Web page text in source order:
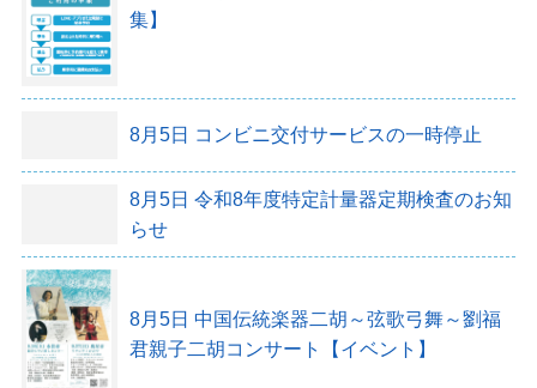
集】
8月5日 コンビニ交付サービスの一時停止
8月5日 令和8年度特定計量器定期検査のお知
らせ
8月5日 中国伝統楽器二胡～弦歌弓舞～劉福
君親子二胡コンサート【イベント】